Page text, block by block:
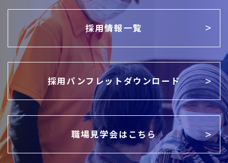
採用情報一覧
採用パンフレットダウンロード
職場見学会はこちら